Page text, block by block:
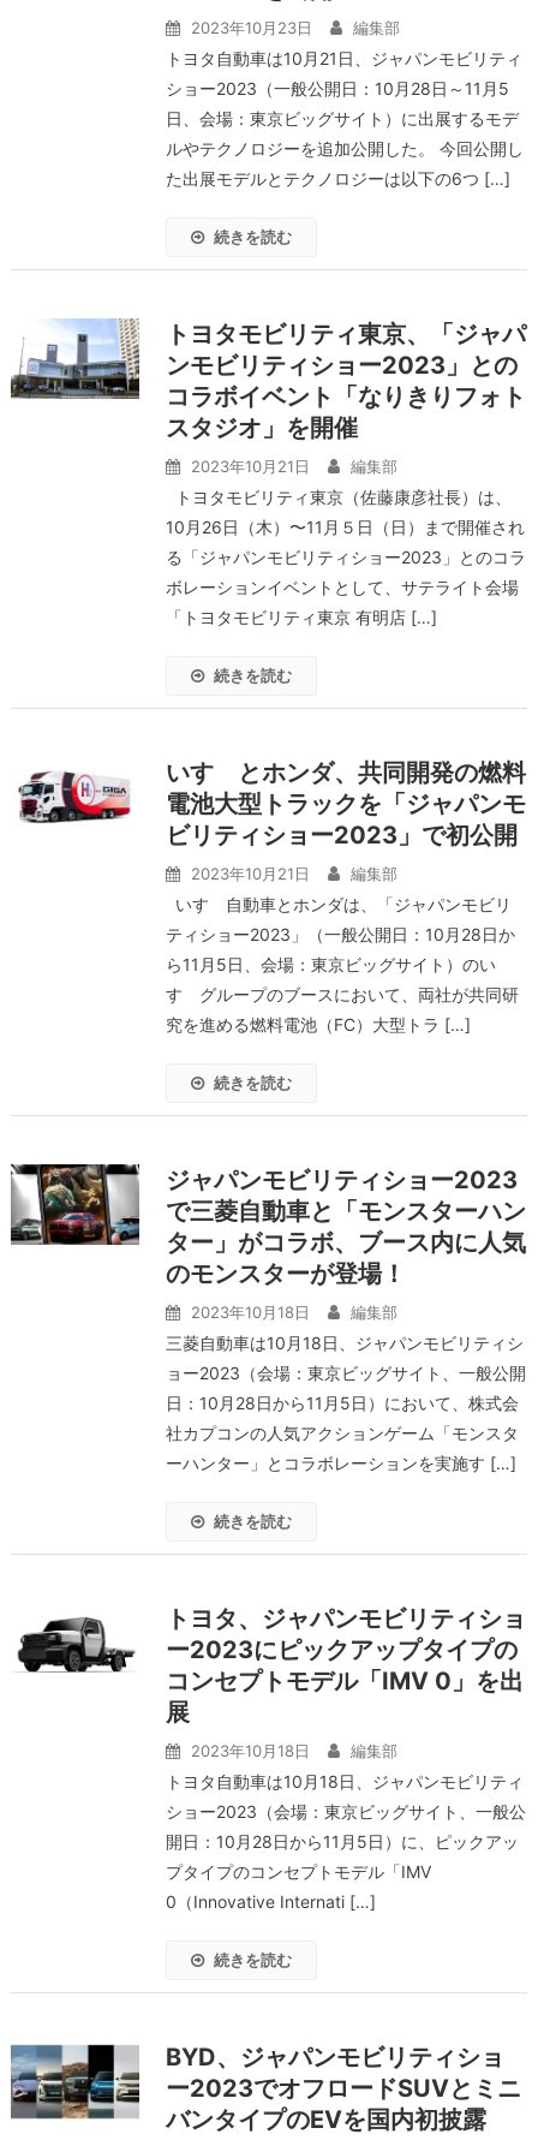
2023年10月23日 編集部
トヨタ自動車は10月21日、ジャパンモビリティ
ショー2023（一般公開日：10月28日～11月5
日、会場：東京ビッグサイト）に出展するモデ
ルやテクノロジーを追加公開した。 今回公開し
た出展モデルとテクノロジーは以下の6つ […]
続きを読む
トヨタモビリティ東京、「ジャパ
ンモビリティショー2023」との
コラボイベント「なりきりフォト
スタジオ」を開催
2023年10月21日 編集部
トヨタモビリティ東京（佐藤康彦社長）は、
10月26日（木）〜11月５日（日）まで開催され
る「ジャパンモビリティショー2023」とのコラ
ボレーションイベントとして、サテライト会場
「トヨタモビリティ東京 有明店 […]
続きを読む
いすゞとホンダ、共同開発の燃料
電池大型トラックを「ジャパンモ
ビリティショー2023」で初公開
2023年10月21日 編集部
いすゞ自動車とホンダは、「ジャパンモビリ
ティショー2023」（一般公開日：10月28日か
ら11月5日、会場：東京ビッグサイト）のい
すゞグループのブースにおいて、両社が共同研
究を進める燃料電池（FC）大型トラ […]
続きを読む
ジャパンモビリティショー2023
で三菱自動車と「モンスターハン
ター」がコラボ、ブース内に人気
のモンスターが登場！
2023年10月18日 編集部
三菱自動車は10月18日、ジャパンモビリティシ
ョー2023（会場：東京ビッグサイト、一般公開
日：10月28日から11月5日）において、株式会
社カプコンの人気アクションゲーム「モンスタ
ーハンター」とコラボレーションを実施す […]
続きを読む
トヨタ、ジャパンモビリティショ
ー2023にピックアップタイプの
コンセプトモデル「IMV 0」を出
展
2023年10月18日 編集部
トヨタ自動車は10月18日、ジャパンモビリティ
ショー2023（会場：東京ビッグサイト、一般公
開日：10月28日から11月5日）に、ピックアッ
プタイプのコンセプトモデル「IMV
0（Innovative Internati […]
続きを読む
BYD、ジャパンモビリティショ
ー2023でオフロードSUVとミニ
バンタイプのEVを国内初披露